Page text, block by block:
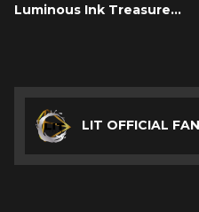
Luminous Ink Treasure
LIT OFFICIAL